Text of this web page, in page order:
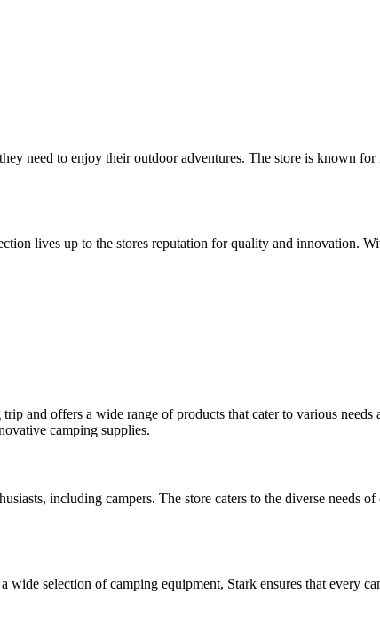
need to enjoy their outdoor adventures. The store is known
lives up to the stores reputation for quality and innovation.
and offers a wide range of products that cater to various
camping supplies.
including campers. The store caters to the diverse needs
wide selection of camping equipment, Stark ensures that every